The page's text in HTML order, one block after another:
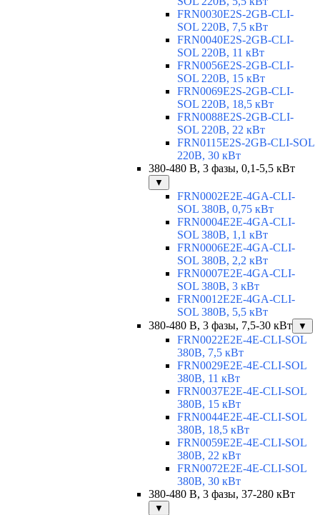
FRN0030E2S-2GB-CLI-
SOL 220В, 7,5 кВт
FRN0040E2S-2GB-CLI-
SOL 220В, 11 кВт
FRN0056E2S-2GB-CLI-
SOL 220В, 15 кВт
FRN0069E2S-2GB-CLI-
SOL 220В, 18,5 кВт
FRN0088E2S-2GB-CLI-
SOL 220В, 22 кВт
FRN0115E2S-2GB-CLI-SOL
220В, 30 кВт
380-480 В, 3 фазы, 0,1-5,5 кВт
▼
FRN0002E2E-4GA-CLI-
SOL 380В, 0,75 кВт
FRN0004E2E-4GA-CLI-
SOL 380В, 1,1 кВт
FRN0006E2E-4GA-CLI-
SOL 380В, 2,2 кВт
FRN0007E2E-4GA-CLI-
SOL 380В, 3 кВт
FRN0012E2E-4GA-CLI-
SOL 380В, 5,5 кВт
380-480 В, 3 фазы, 7,5-30 кВт
▼
FRN0022E2E-4E-CLI-SOL
380В, 7,5 кВт
FRN0029E2E-4E-CLI-SOL
380В, 11 кВт
FRN0037E2E-4E-CLI-SOL
380В, 15 кВт
FRN0044E2E-4E-CLI-SOL
380В, 18,5 кВт
FRN0059E2E-4E-CLI-SOL
380В, 22 кВт
FRN0072E2E-4E-CLI-SOL
380В, 30 кВт
380-480 В, 3 фазы, 37-280 кВт
▼